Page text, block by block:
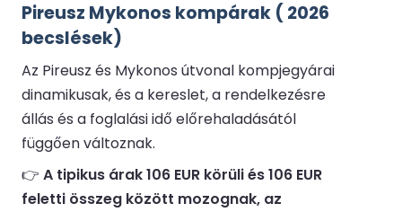
Pireusz Mykonos kompárak ( 2026
becslések)
Az Pireusz és Mykonos útvonal kompjegyárai
dinamikusak, és a kereslet, a rendelkezésre
állás és a foglalási idő előrehaladásától
függően változnak.
👉 A tipikus árak 106 EUR körüli és 106 EUR
feletti összeg között mozognak, az